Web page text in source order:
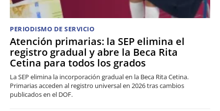
PERIODISMO DE SERVICIO
Atención primarias: la SEP elimina el
registro gradual y abre la Beca Rita
Cetina para todos los grados
La SEP elimina la incorporación gradual en la Beca Rita Cetina.
Primarias acceden al registro universal en 2026 tras cambios
publicados en el DOF.